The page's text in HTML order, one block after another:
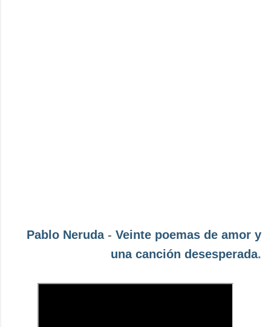
Pablo Neruda- Veinte poemas de amor y
una canción desesperada.